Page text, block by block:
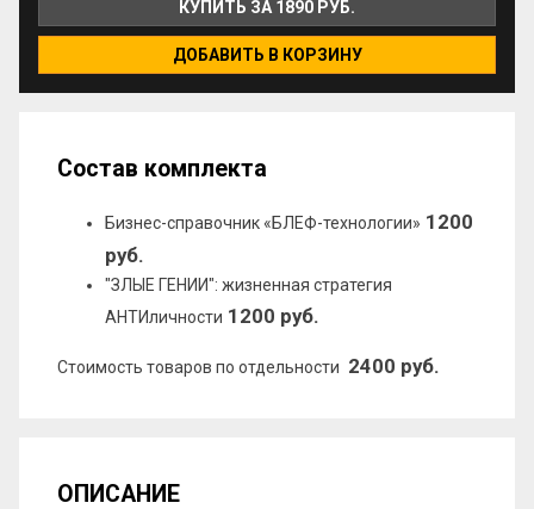
КУПИТЬ ЗА 1890 РУБ.
ДОБАВИТЬ В КОРЗИНУ
Состав комплекта
Бизнес-справочник «БЛЕФ-технологии» 1200
руб.
"ЗЛЫЕ ГЕНИИ": жизненная стратегия
АНТИличности 1200 руб.
Стоимость товаров по отдельности 2400 руб.
ОПИСАНИЕ